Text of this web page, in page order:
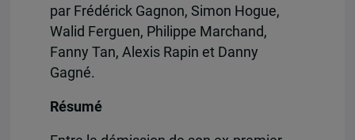
par Frédérick Gagnon, Simon Hogue,
Walid Ferguen, Philippe Marchand,
Fanny Tan, Alexis Rapin et Danny
Gagné.
Résumé